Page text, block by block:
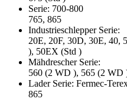
Serie: 700-800
765, 865
Industrieschlepper
20E, 20F, 30D, 30E, 40,
), 50EX (Std )
Mähdrescher Serie:
560 (2 WD ), 565 (2 WD
Lader Serie: Fermec-
865